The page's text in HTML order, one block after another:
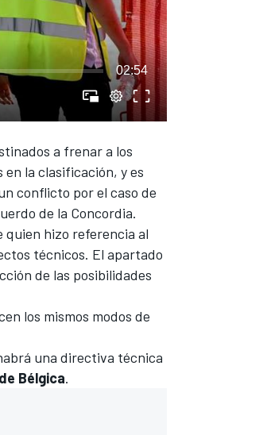
02:54
a frenar a los
en la clasificación, y es
conflicto por el caso de
de la Concordia.
quien hizo referencia al
técnicos. El apartado
de las posibilidades
los mismos modos de
una directiva técnica
Bélgica.